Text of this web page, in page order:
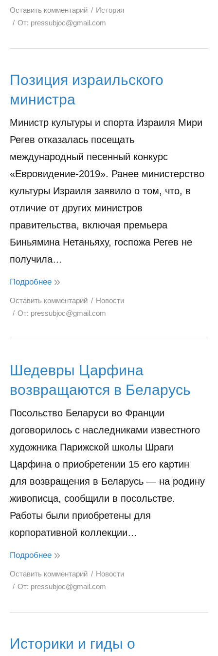
Оставить комментарий
История
От: pressubjoc@gmail.com
Позиция израильского
министра
Министр культуры и спорта Израиля Мири
Регев отказалась посещать
международный песенный конкурс
«Евровидение-2019». Ранее министерство
культуры Израиля заявило о том, что, в
отличие от других министров
правительства, включая премьера
Биньямина Нетаньяху, госпожа Регев не
получила…
Подробнее
Оставить комментарий
Новости
От: pressubjoc@gmail.com
Шедевры Царфина
возвращаются в Беларусь
Посольство Беларуси во Франции
договорилось с наследниками известного
художника Парижской школы Шраги
Царфина о приобретении 15 его картин
для возвращения в Беларусь — на родину
живописца, сообщили в посольстве.
Работы были приобретены для
корпоративной коллекции…
Подробнее
Оставить комментарий
Новости
От: pressubjoc@gmail.com
Историки и гиды о